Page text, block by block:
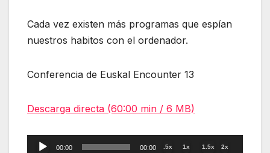
Cada vez existen más programas que espían
nuestros habitos con el ordenador.
Conferencia de Euskal Encounter 13
Descarga directa (60:00 min / 6 MB)
Reproductor
00:00 00:00 .5x 1x 1.5x 2x